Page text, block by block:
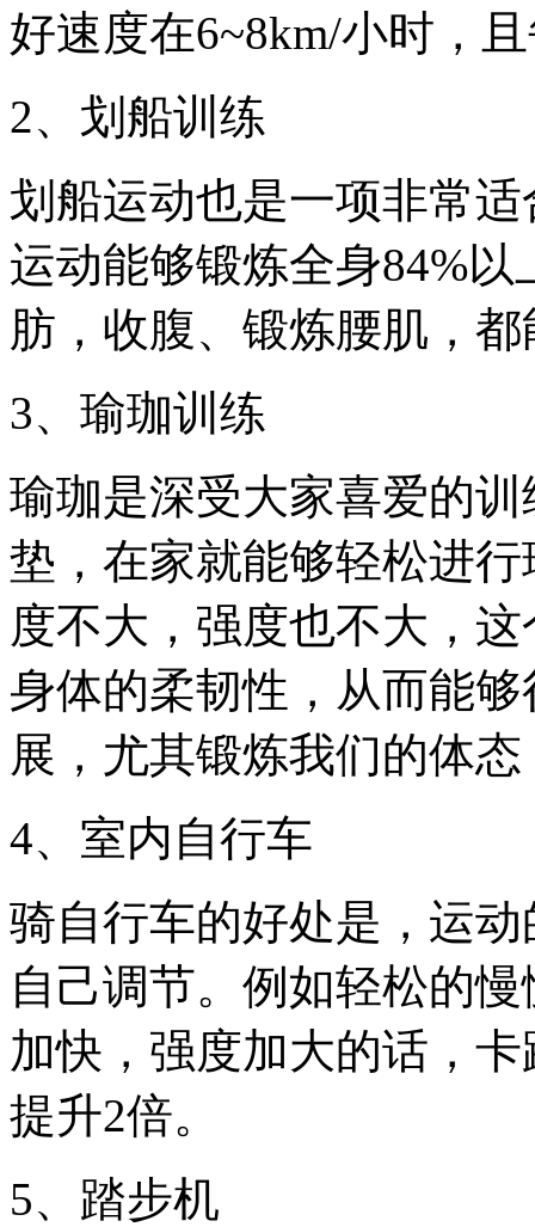
好速度在6~8km/小时，
2、划船训练
划船运动也是一项非常
运动能够锻炼全身84%
肪，收腹、锻炼腰肌，
3、瑜珈训练
瑜珈是深受大家喜爱的
垫，在家就能够轻松进
度不大，强度也不大，
身体的柔韧性，从而能
展，尤其锻炼我们的体
4、室内自行车
骑自行车的好处是，运
自己调节。例如轻松的
加快，强度加大的话，
提升2倍。
5、踏步机